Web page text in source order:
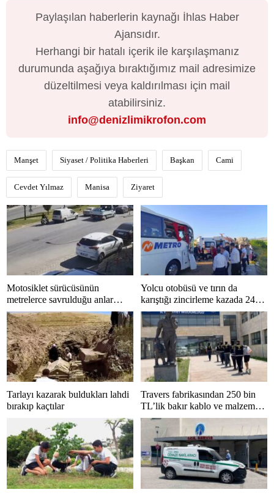
Paylaşılan haberlerin kaynağı İhlas Haber
Ajansıdır.
Herhangi bir hatalı içerik ile karşılaşmanız
durumunda aşağıya bıraktığımız mail adresimize
düzeltilmesi veya kaldırılması için mail
atabilirsiniz.
info@denizlimikrofon.com
Manşet Siyaset / Politika Haberleri Başkan Cami
Cevdet Yılmaz Manisa Ziyaret
Motosiklet sürücüsünün
metrelerce savrulduğu anlar
güvenlik kamerasında
Yolcu otobüsü ve tırın da
karıştığı zincirleme kazada 24
kişi yaralandı
Tarlayı kazarak buldukları lahdi
bırakıp kaçtılar
Travers fabrikasından 250 bin
TL’lik bakır kablo ve malzeme
çalan 5 kişi tutuklandı